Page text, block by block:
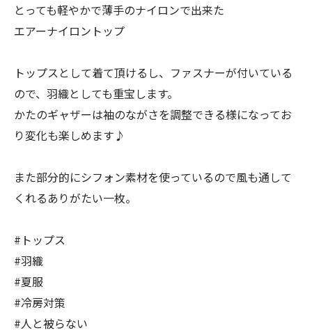
とっても軽やかで薄手のナイロンで出来た
エアーナイロントップ
トップスとして着て頂けるし、ファスナーが付いている
ので、羽織としても重宝します。
かたのギャザーは袖のながさを調整できる様になってお
り変化も楽しめます♪
また部分的にシフォン素材を使っているので風も通して
くれるありがたい一枚。
#トップス
#羽織
#夏服
#冷房対策
#人と被らない